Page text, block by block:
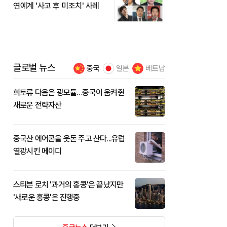
연예계 '사고 후 미조치' 사례
글로벌 뉴스 중국 일본 베트남
희토류 다음은 광모듈…중국이 움켜쥔
새로운 전략자산
중국산 에어콘을 웃돈 주고 산다...유럽
열광시킨 메이디
스티븐 로치 '과거의 홍콩'은 끝났지만
'새로운 홍콩'은 진행중